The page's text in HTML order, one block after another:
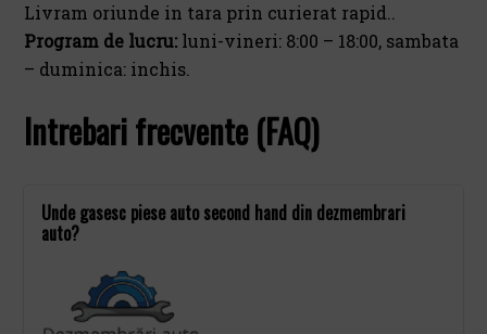
Livram oriunde in tara prin curierat rapid..
Program de lucru: luni-vineri: 8:00 – 18:00, sambata
– duminica: inchis.
Intrebari frecvente (FAQ)
Unde gasesc piese auto second hand din dezmembrari
auto?